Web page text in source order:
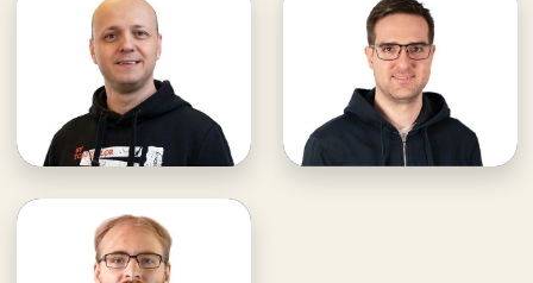
Andreas Kohlmann
Informationstechnik (IT)
E-Mail an Andreas
Andreas unterstützen
Philipp Schneider
· Informationstechnik (IT)
E-Mail an Philipp
Philipp unterstützen
Joel Kiener
· Informationstechnik (IT)